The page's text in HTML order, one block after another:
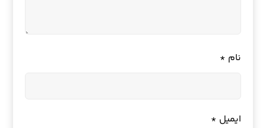
نام *
ایمیل *